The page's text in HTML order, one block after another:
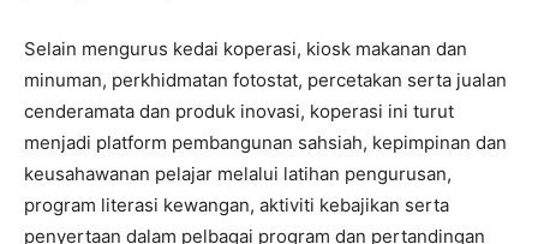
Selain mengurus kedai koperasi, kiosk makanan dan
minuman, perkhidmatan fotostat, percetakan serta jualan
cenderamata dan produk inovasi, koperasi ini turut
menjadi platform pembangunan sahsiah, kepimpinan dan
keusahawanan pelajar melalui latihan pengurusan,
program literasi kewangan, aktiviti kebajikan serta
penyertaan dalam pelbagai program dan pertandingan